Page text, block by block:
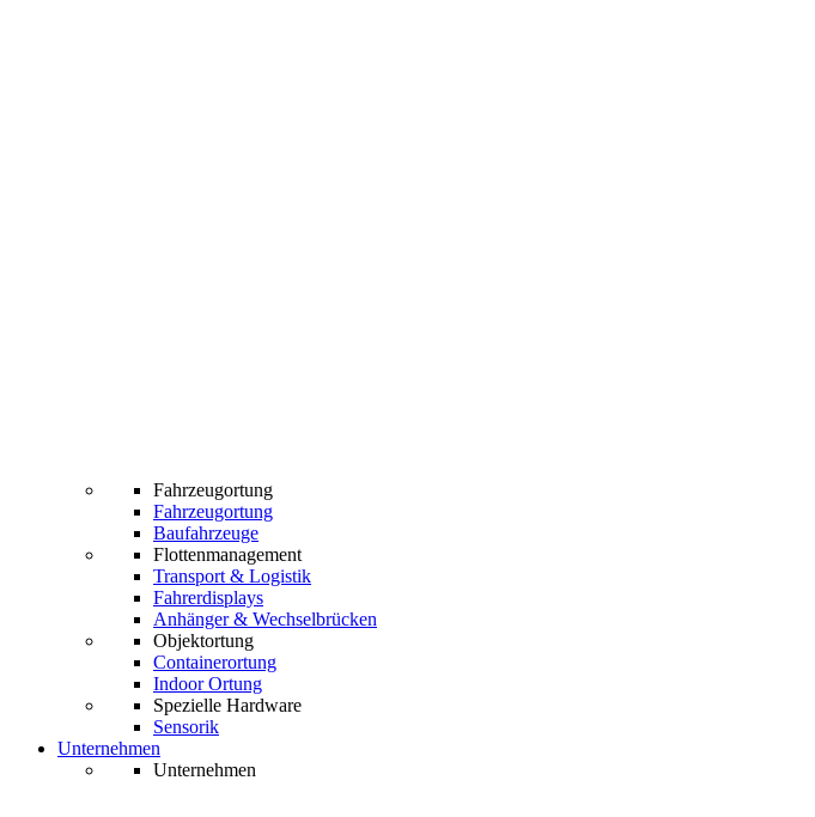
Fahrzeugortung
Fahrzeugortung
Baufahrzeuge
Flottenmanagement
Transport & Logistik
Fahrerdisplays
Anhänger & Wechselbrücken
Objektortung
Containerortung
Indoor Ortung
Spezielle Hardware
Sensorik
Unternehmen
Unternehmen